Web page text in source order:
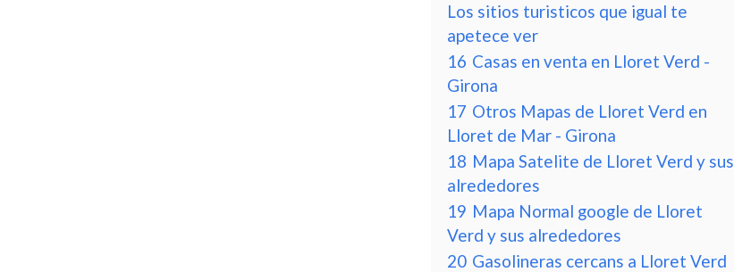
Los sitios turisticos que igual te
apetece ver
16 Casas en venta en Lloret Verd -
Girona
17 Otros Mapas de Lloret Verd en
Lloret de Mar - Girona
18 Mapa Satelite de Lloret Verd y sus
alrededores
19 Mapa Normal google de Lloret
Verd y sus alrededores
20 Gasolineras cercans a Lloret Verd